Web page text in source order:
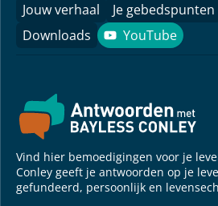
Jouw verhaal
Je gebedspunten
Downloads
YouTube
YouTube
Vind hier bemoedigingen voor je
Conley geeft je antwoorden op je
gefundeerd, persoonlijk en